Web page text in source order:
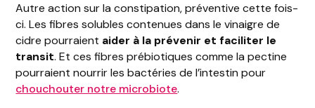
Autre action sur la constipation, préventive cette fois-
ci. Les fibres solubles contenues dans le vinaigre de
cidre pourraient aider à la prévenir et faciliter le
transit. Et ces fibres prébiotiques comme la pectine
pourraient nourrir les bactéries de l’intestin pour
chouchouter notre microbiote.